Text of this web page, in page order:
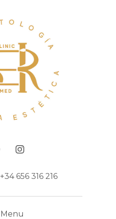
+34 656 316 216
Menu